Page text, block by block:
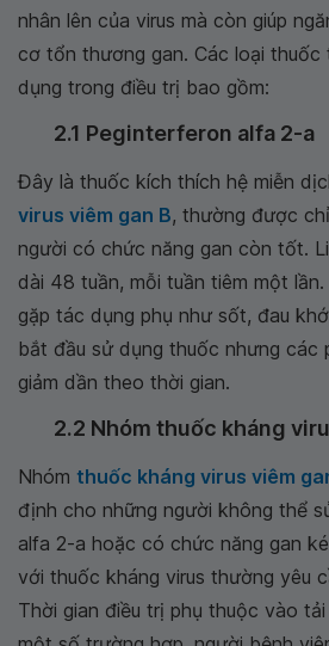
nhân lên của virus mà còn giúp
cơ tổn thương gan. Các loại
dụng trong điều trị bao gồm:
2.1 Peginterferon alfa 2-a
Đây là thuốc kích thích hệ miễn
virus viêm gan B, thường được
người có chức năng gan còn tốt.
dài 48 tuần, mỗi tuần tiêm một
gặp tác dụng phụ như sốt, đau
bắt đầu sử dụng thuốc nhưng các
giảm dần theo thời gian.
2.2 Nhóm thuốc kháng
Nhóm thuốc kháng virus viêm
định cho những người không thể
alfa 2-a hoặc có chức năng gan
với thuốc kháng virus thường yêu
Thời gian điều trị phụ thuộc vào